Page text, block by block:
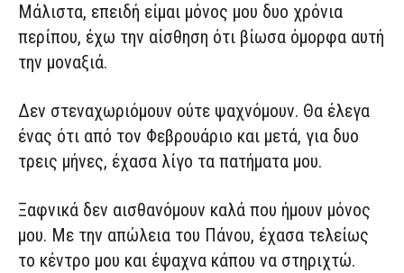
Μάλιστα, επειδή είμαι μόνος μου δυο χρόνια
περίπου, έχω την αίσθηση ότι βίωσα όμορφα αυτή
την μοναξιά.
Δεν στεναχωριόμουν ούτε ψαχνόμουν. Θα έλεγα
ένας ότι από τον Φεβρουάριο και μετά, για δυο
τρεις μήνες, έχασα λίγο τα πατήματα μου.
Ξαφνικά δεν αισθανόμουν καλά που ήμουν μόνος
μου. Με την απώλεια του Πάνου, έχασα τελείως
το κέντρο μου και έψαχνα κάπου να στηριχτώ.